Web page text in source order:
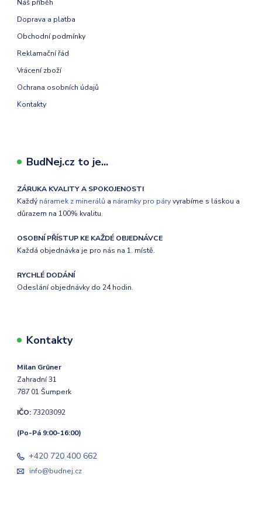
Náš příběh
Doprava a platba
Obchodní podmínky
Reklamační řád
Vrácení zboží
Ochrana osobních údajů
Kontakty
BudNej.cz to je...
ZÁRUKA KVALITY A SPOKOJENOSTI
Každý náramek z minerálů a náramky pro páryvyrabíme s láskou a
důrazem na 100% kvalitu.
OSOBNÍ PŘÍSTUP KE KAŽDÉ OBJEDNÁVCE
Každá objednávka je pro nás na 1. místě.
RYCHLÉ DODÁNÍ
Odeslání objednávky do 24 hodin.
Kontakty
Milan Grüner
Zahradní 31
787 01 Šumperk
IČO: 73203092
(Po-Pá 9:00-16:00)
+420 720 400 662
info@budnej.cz